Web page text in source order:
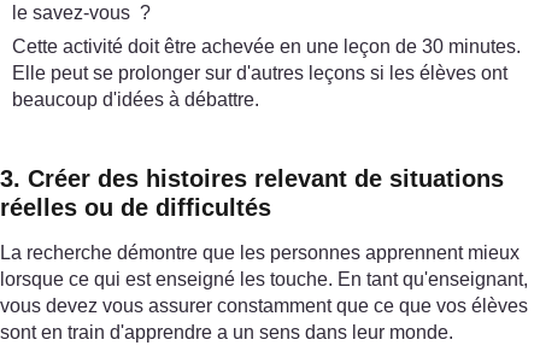
le savez-vous ?
Cette activité doit être achevée en une leçon de 30 minutes.
Elle peut se prolonger sur d'autres leçons si les élèves ont
beaucoup d'idées à débattre.
3. Créer des histoires relevant de situations
réelles ou de difficultés
La recherche démontre que les personnes apprennent mieux
lorsque ce qui est enseigné les touche. En tant qu'enseignant,
vous devez vous assurer constamment que ce que vos élèves
sont en train d'apprendre a un sens dans leur monde.